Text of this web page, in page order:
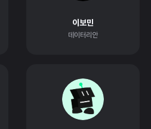
이보민
데이터리안